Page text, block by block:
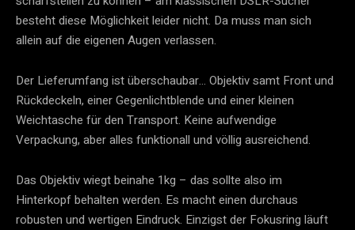
besteht diese Möglichkeit leider nicht. Da muss man sich
allein auf die eigenen Augen verlassen.
Der Lieferumfang ist überschaubar… Objektiv samt Front und
Rückdeckeln, einer Gegenlichtblende und einer kleinen
Weichtasche für den Transport. Keine aufwendige
Verpackung, aber alles funktionall und völlig ausreichend.
Das Objektiv wiegt beinahe 1kg – das sollte also im
Hinterkopf behalten werden. Es macht einen durchaus
robusten und wertigen Eindruck. Einzigst der Fokusring läuft